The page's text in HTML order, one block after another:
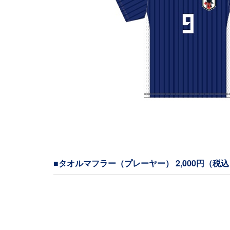
■タオルマフラー（プレーヤー） 2,000円（税